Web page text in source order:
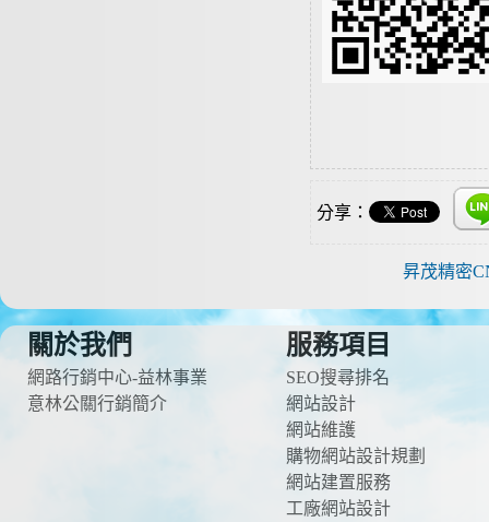
分享：
昇茂精密
關於我們
網路行銷中心-益林事業
意林公關行銷簡介
服務項目
SEO搜尋排名
網站設計
網站維護
購物網站設計規劃
網站建置服務
工廠網站設計